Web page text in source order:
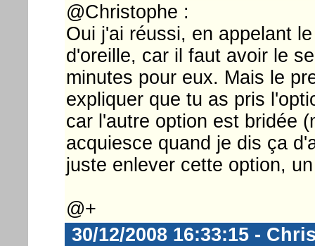
@Christophe :
Oui j'ai réussi, en appelant
d'oreille, car il faut avoir le
minutes pour eux. Mais le
expliquer que tu as pris
car l'autre option est bridée
acquiesce quand je dis ça
juste enlever cette option,
@+
30/12/2008 16:33:15 -